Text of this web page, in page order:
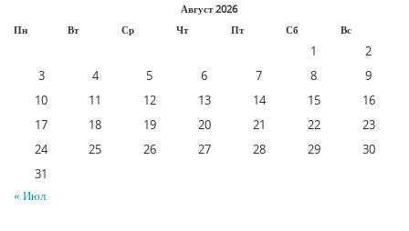
Август 2026
Пн
Вт Ср Чт Пт Сб Вс
1
2
3
4 5 6 7 8
9
10
11 12 13 14 15
16
17
18 19 20 21 22
23
24
25 26 27 28 29
30
31
« Июл